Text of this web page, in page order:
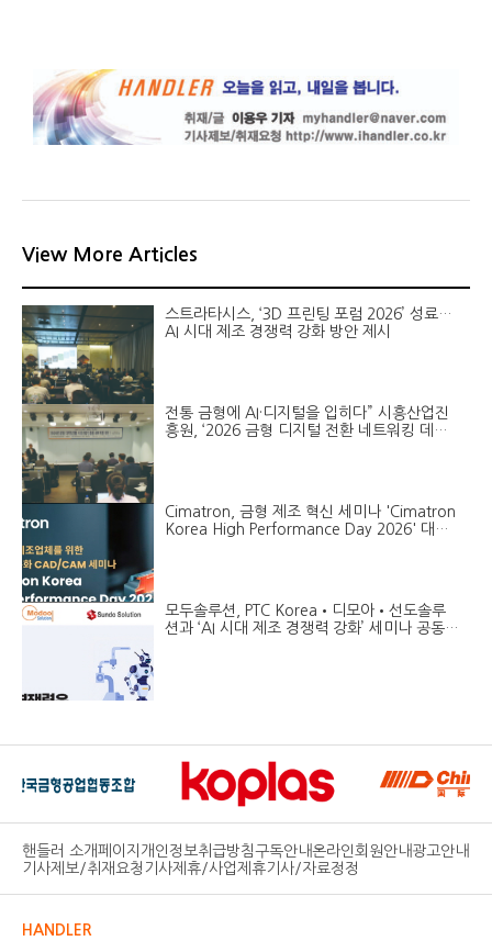
View More Articles
스트라타시스, ‘3D 프린팅 포럼 2026’ 성료…
AI 시대 제조 경쟁력 강화 방안 제시
전통 금형에 AI·디지털을 입히다” 시흥산업진
흥원, ‘2026 금형 디지털 전환 네트워킹 데이’
Cimatron, 금형 제조 혁신 세미나 'Cimatron
Korea High Performance Day 2026' 대구
모두솔루션, PTC Korea•디모아•선도솔루
션과 ‘AI 시대 제조 경쟁력 강화’ 세미나 공동
핸들러 소개페이지 개인정보취급방침구독안내온라인회원안내광고안내
기사제보/취재요청 기사제휴/사업제휴기사/자료정정
HANDLER